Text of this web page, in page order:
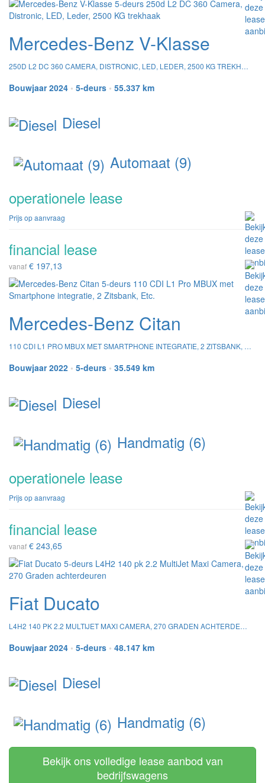
Mercedes-Benz V-Klasse
250D L2 DC 360 CAMERA, DISTRONIC, LED, LEDER, 2500 KG TREKHAAK
Bouwjaar 2024 • 5-deurs • 55.337 km
Diesel
Automaat (9)
operationele lease
Prijs op aanvraag
financial lease
vanaf € 197,13
Mercedes-Benz Citan
110 CDI L1 PRO MBUX MET SMARTPHONE INTEGRATIE, 2 ZITSBANK, ETC.
Bouwjaar 2022 • 5-deurs • 35.549 km
Diesel
Handmatig (6)
operationele lease
Prijs op aanvraag
financial lease
vanaf € 243,65
Fiat Ducato
L4H2 140 PK 2.2 MULTIJET MAXI CAMERA, 270 GRADEN ACHTERDEUREN
Bouwjaar 2024 • 5-deurs • 48.147 km
Diesel
Handmatig (6)
Bekijk ons volledige lease aanbod van
bedrijfswagens